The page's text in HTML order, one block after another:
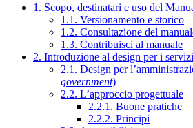
1. Scopo, destinatari e uso del
1.1. Versionamento e storico
1.2. Consultazione del
1.3. Contribuisci al manuale
2. Introduzione al design per i
2.1. Design per
government)
2.2. L’approccio progettuale
2.2.1. Buone pratiche
2.2.2. Principi